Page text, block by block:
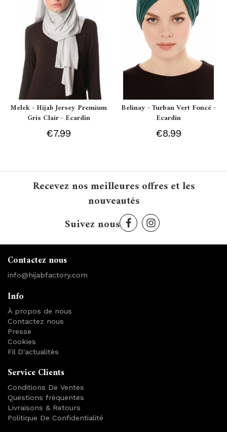
Melek - Hijab Jersey Premium
Gris Clair - Ecardin
€7.99
Belinay - Turban Vert Foncé -
Ecardin
€8.99
Recevez nos meilleures offres et les
nouveautés
Suivez nous
Contactez nous
info@hijabfactory.com
Info
À propos de nous
Contactez nous
Presse
Cookies
Fil D'actualitès
Service Clients
Conditions De Ventes
Questions fréquentes
Livraisons & Retours
Politique De Confidentialité